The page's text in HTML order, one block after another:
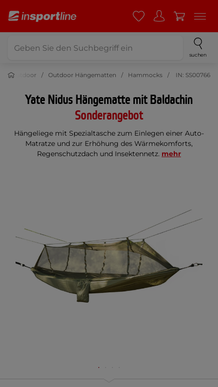
suchen
Outdoor Outdoor Hängematten Hammocks IN: SS00766
Yate Nidus Hängematte mit Baldachin
Sonderangebot
Hängeliege mit Spezialtasche zum Einlegen einer Auto-
Matratze und zur Erhöhung des Wärmekomforts,
Regenschutzdach und Insektennetz. mehr